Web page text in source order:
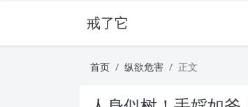
戒了它
首页 纵欲危害 正文